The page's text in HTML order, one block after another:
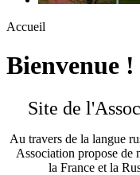
Accueil
Bienvenue !
Site de
Au travers de la langue
Association propose de
la France et la